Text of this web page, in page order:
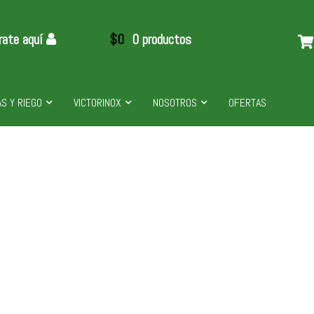
aquí $0 0 productos
Y RIEGO VICTORINOX NOSOTROS OFERTAS